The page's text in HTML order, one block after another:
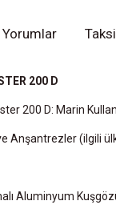
Yorumlar
200 D
200 D: Marin
ve Anşantrezler (ilgili
Aluminyum